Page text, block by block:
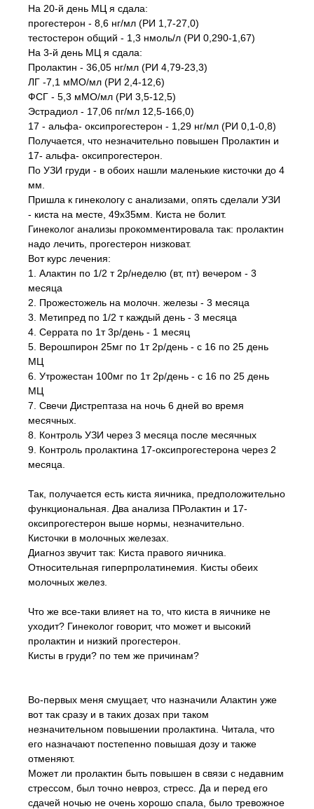
На 20-й день МЦ я сдала:
прогестерон - 8,6 нг/мл (РИ 1,7-27,0)
тестостерон общий - 1,3 нмоль/л (РИ 0,290-1,67)
На 3-й день МЦ я сдала:
Пролактин - 36,05 нг/мл (РИ 4,79-23,3)
ЛГ -7,1 мМО/мл (РИ 2,4-12,6)
ФСГ - 5,3 мМО/мл (РИ 3,5-12,5)
Эстрадиол - 17,06 пг/мл 12,5-166,0)
17 - альфа- оксипрогестерон - 1,29 нг/мл (РИ 0,1-0,8)
Получается, что незначительно повышен Пролактин и
17- альфа- оксипрогестерон.
По УЗИ груди - в обоих нашли маленькие кисточки до 4
мм.
Пришла к гинекологу с анализами, опять сделали УЗИ
- киста на месте, 49х35мм. Киста не болит.
Гинеколог анализы прокомментировала так: пролактин
надо лечить, прогестерон низковат.
Вот курс лечения:
1. Алактин по 1/2 т 2р/неделю (вт, пт) вечером - 3
месяца
2. Прожестожель на молочн. железы - 3 месяца
3. Метипред по 1/2 т каждый день - 3 месяца
4. Серрата по 1т 3р/день - 1 месяц
5. Верошпирон 25мг по 1т 2р/день - с 16 по 25 день
МЦ
6. Утрожестан 100мг по 1т 2р/день - с 16 по 25 день
МЦ
7. Свечи Дистрептаза на ночь 6 дней во время
месячных.
8. Контроль УЗИ через 3 месяца после месячных
9. Контроль пролактина 17-оксипрогестерона через 2
месяца.
Так, получается есть киста яичника, предположительно
функциональная. Два анализа ПРолактин и 17-
оксипрогестерон выше нормы, незначительно.
Кисточки в молочных железах.
Диагноз звучит так: Киста правого яичника.
Относительная гиперпролатинемия. Кисты обеих
молочных желез.
Что же все-таки влияет на то, что киста в яичнике не
уходит? Гинеколог говорит, что может и высокий
пролактин и низкий прогестерон.
Кисты в груди? по тем же причинам?
Во-первых меня смущает, что назначили Алактин уже
вот так сразу и в таких дозах при таком
незначительном повышении пролактина. Читала, что
его назначают постепенно повышая дозу и также
отменяют.
Может ли пролактин быть повышен в связи с недавним
стрессом, был точно невроз, стресс. Да и перед его
сдачей ночью не очень хорошо спала, было тревожное